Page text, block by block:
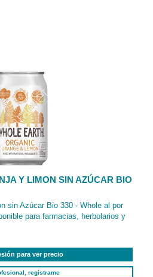
Y LIMON SIN AZÚCAR BIO
sin Azúcar Bio 330 - Whole al por
para farmacias, herbolarios y
para ver precio
regístrame